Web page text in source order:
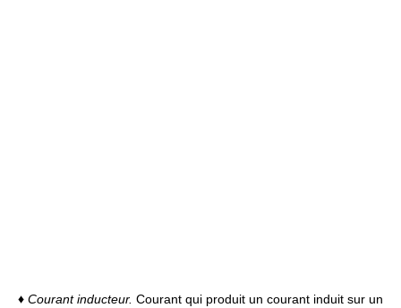
♦ Courant inducteur. Courant qui produit un courant induit sur un